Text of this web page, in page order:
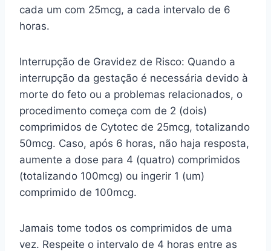
cada um com 25mcg, a cada intervalo de 6
horas.
Interrupção de Gravidez de Risco: Quando a
interrupção da gestação é necessária devido à
morte do feto ou a problemas relacionados, o
procedimento começa com de 2 (dois)
comprimidos de Cytotec de 25mcg, totalizando
50mcg. Caso, após 6 horas, não haja resposta,
aumente a dose para 4 (quatro) comprimidos
(totalizando 100mcg) ou ingerir 1 (um)
comprimido de 100mcg.
Jamais tome todos os comprimidos de uma
vez. Respeite o intervalo de 4 horas entre as